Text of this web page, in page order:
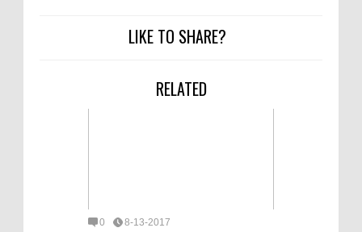
LIKE TO SHARE?
RELATED
0 8-13-2017